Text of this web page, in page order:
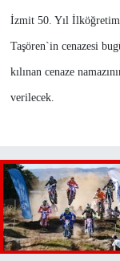
İzmit 50. Yıl İlköğretim
Taşören`in cenazesi
kılınan cenaze
verilecek.